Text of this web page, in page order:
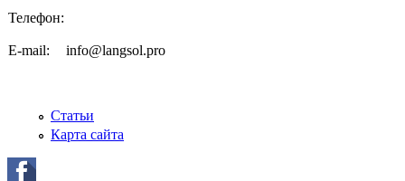
Телефон:
E-mail: info@langsol.pro
Статьи
Карта сайта